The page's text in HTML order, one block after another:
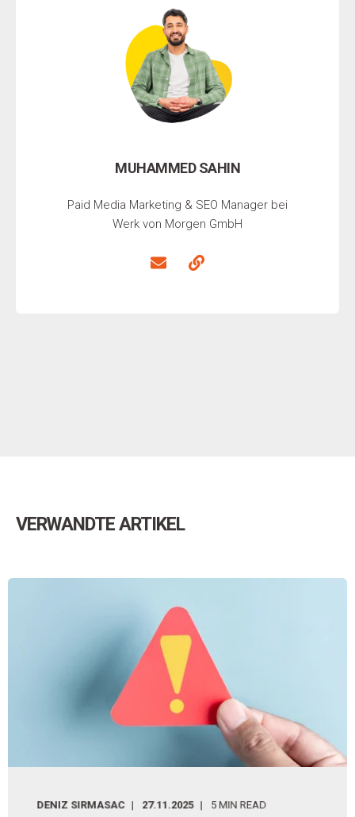
MUHAMMED SAHIN
Paid Media Marketing & SEO Manager bei
Werk von Morgen GmbH
VERWANDTE ARTIKEL
DENIZ SIRMASAC 27.11.2025 5 MIN READ